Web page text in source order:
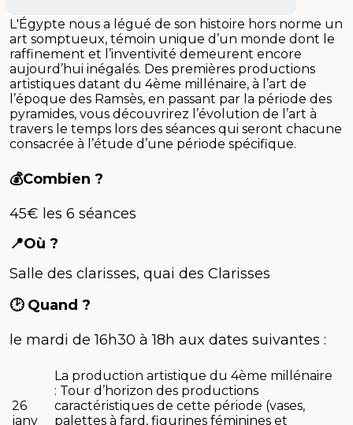
L'Égypte nous a légué de son histoire hors norme un
art somptueux, témoin unique d’un monde dont le
raffinement et l’inventivité demeurent encore
aujourd’hui inégalés. Des premières productions
artistiques datant du 4ème millénaire, à l’art de
l’époque des Ramsès, en passant par la période des
pyramides, vous découvrirez l’évolution de l’art à
travers le temps lors des séances qui seront chacune
consacrée à l’étude d’une période spécifique.
💰Combien ?
45€ les 6 séances
📍Où ?
Salle des clarisses, quai des Clarisses
🕑 Quand ?
le mardi de16h30 à 18h aux dates suivantes :
26
janv
La production artistique du 4ème millénaire
: Tour d’horizon des productions
caractéristiques de cette période (vases,
palettes à fard, figurines féminines et